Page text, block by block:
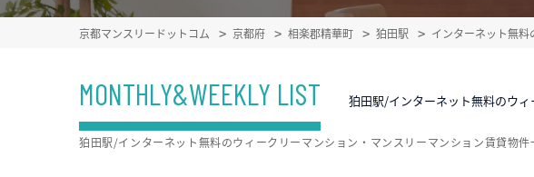
京都マンスリードットコム 京都府 相楽郡精華町 狛田駅 インターネット無
MONTHLY&WEEKLY LIST 狛田駅/インターネット無料のウ
狛田駅/インターネット無料のウィークリーマンション・マンスリーマンション賃貸物